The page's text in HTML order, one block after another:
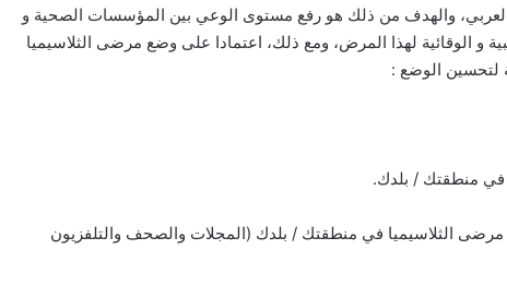
والهدف من ذلك هو رفع مستوى الوعي بين المؤسسات الصحية و
و الوقائية لهذا المرض، ومع ذلك، اعتمادا على وضع مرضى الثلاسيميا
لتحسين الوضع :
منطقتك / بلدك.
مرضى الثلاسيميا في منطقتك / بلدك (المجلات والصحف والتلفزيون